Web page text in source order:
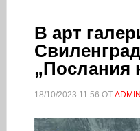
В арт
„Послания
18/10/2023 11:56 ОТ ADMIN